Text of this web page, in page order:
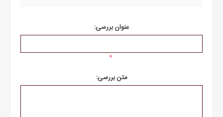
عنوان بررسی:
*
متن بررسی: